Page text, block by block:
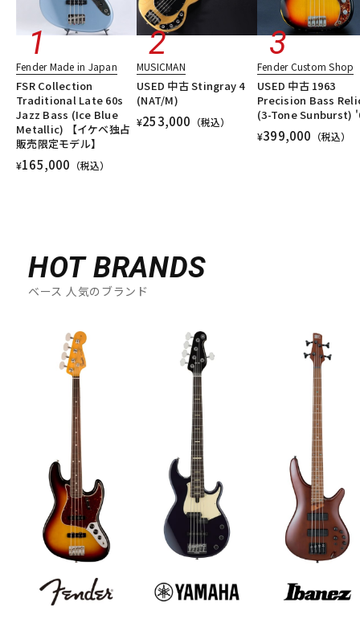
Fender Made in Japan
FSR Collection
Traditional Late 60s
Jazz Bass (Ice Blue
Metallic) 【イケベ独占
販売限定モデル】
¥165,000 （税込）
MUSICMAN
USED 中古 Stingray 4
(NAT/M)
¥253,000 （税込）
Fender Custom Shop
USED 中古 1963
Precision Bass
(3-Tone Sunburst)
¥399,000 （税込）
HOT BRANDS
ベース 人気のブランド